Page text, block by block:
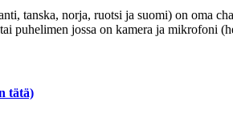
tanska, norja, ruotsi ja suomi) on oma
puhelimen jossa on kamera ja mikrofoni
tätä)